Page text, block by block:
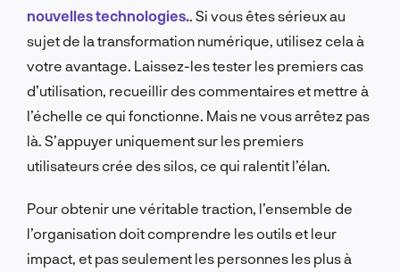
nouvelles technologies. . Si vous êtes sérieux au
sujet de la transformation numérique, utilisez cela à
votre avantage. Laissez-les tester les premiers cas
d’utilisation, recueillir des commentaires et mettre à
l’échelle ce qui fonctionne. Mais ne vous arrêtez pas
là. S’appuyer uniquement sur les premiers
utilisateurs crée des silos, ce qui ralentit l’élan.
Pour obtenir une véritable traction, l’ensemble de
l’organisation doit comprendre les outils et leur
impact, et pas seulement les personnes les plus à